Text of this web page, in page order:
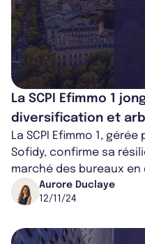
La SCPI Efimmo 1
diversification et
La SCPI Efimmo 1,
Sofidy, confirme sa
marché des bureaux
Grâce à une politique
Aurore Duclaye
12/11/24